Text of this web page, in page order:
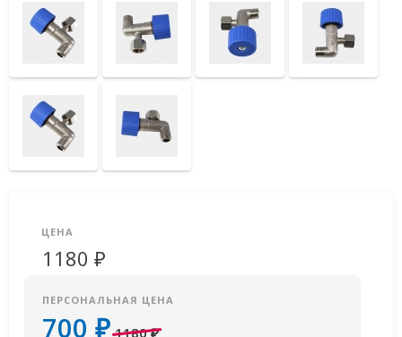
ЦЕНА
1180 ₽
ПЕРСОНАЛЬНАЯ ЦЕНА
700 ₽ 1180 ₽